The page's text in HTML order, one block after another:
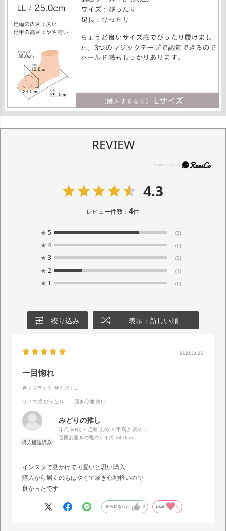
REVIEW
4.3
レビュー件数：4件
★ 5 (3)
★ 4 (0)
★ 3 (0)
★ 2 (1)
★ 1 (0)
絞り込み 表示：新しい順
2026.5.20
一目惚れ
色：ブラック サイズ：L
サイズ感:ぴったり 履き心地:良い
みどりの推し
年代:40代 足幅:広め 甲高さ:高め
普段お履きの靴のサイズ:24.0cm
インスタで見かけて可愛いと思い購入
購入から届くのもはやくて履き心地軽いので
良かったです
参考になった 0 Like! 0